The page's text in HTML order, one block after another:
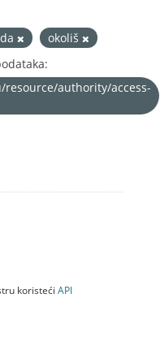
okoliš
authority/access-
koristeći API